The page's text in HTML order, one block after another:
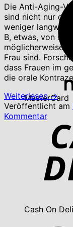
MasterCard
Cash On
Die Anti-Aging-
sind nicht nur
weniger
B, etwas, von
möglicherweise
Frau sind.
dass Frauen im
die orale
Weiterlesen→
Veröffentlicht am
Kommentar